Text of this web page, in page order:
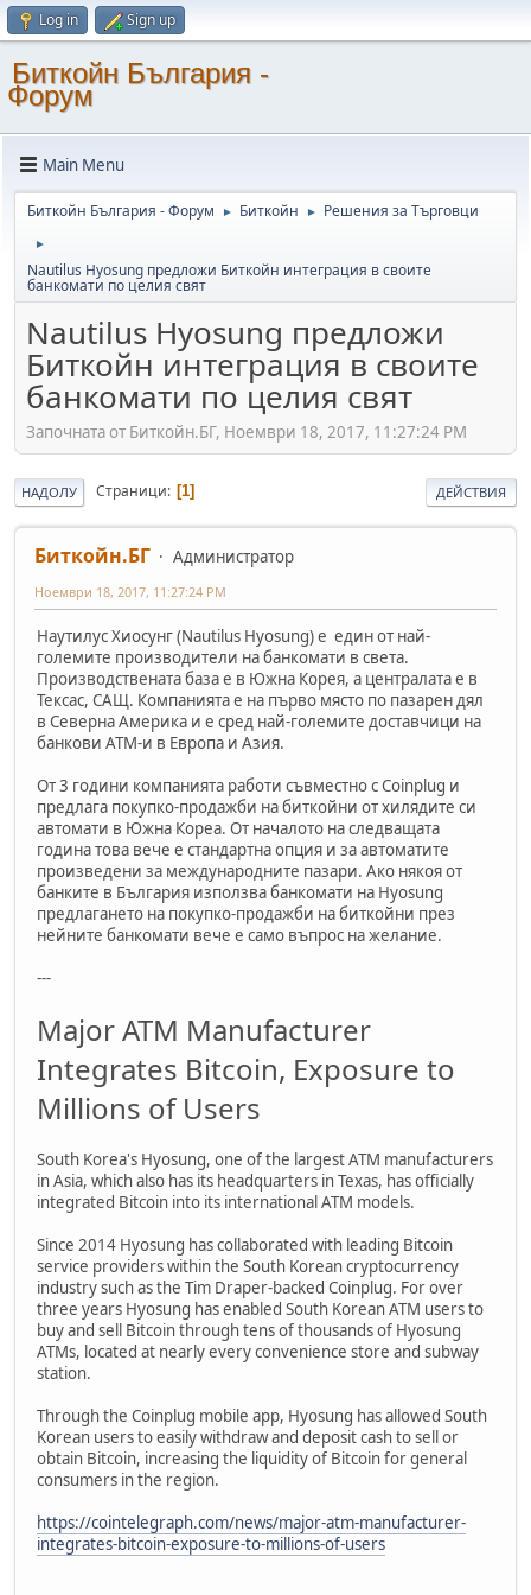
Log in Sign up
Биткойн България -
Форум
Main Menu
Биткойн България - Форум ► Биткойн ► Решения за Търговци
►
Nautilus Hyosung предложи Биткойн интеграция в своите
банкомати по целия свят
Nautilus Hyosung предложи
Биткойн интеграция в своите
банкомати по целия свят
Започната от Биткойн.БГ, Ноември 18, 2017, 11:27:24 PM
НАДОЛУ Страници 1 ДЕЙСТВИЯ
Биткойн.БГ Администратор
Ноември 18, 2017, 11:27:24 PM
Наутилус Хиосунг (Nautilus Hyosung) e един от най-
големите производители на банкомати в света.
Производствената база е в Южна Корея, а централата е в
Тексас, САЩ. Компанията е на първо място по пазарен дял
в Северна Америка и е сред най-големите доставчици на
банкови ATM-и в Европа и Азия.
От 3 години компанията работи съвместно с Coinplug и
предлага покупко-продажби на биткойни от хилядите си
автомати в Южна Кореа. От началото на следващата
година това вече е стандартна опция и за автоматите
произведени за международните пазари. Ако някоя от
банките в България използва банкомати на Hyosung
предлагането на покупко-продажби на биткойни през
нейните банкомати вече е само въпрос на желание.
---
Major ATM Manufacturer
Integrates Bitcoin, Exposure to
Millions of Users
South Korea's Hyosung, one of the largest ATM manufacturers
in Asia, which also has its headquarters in Texas, has officially
integrated Bitcoin into its international ATM models.
Since 2014 Hyosung has collaborated with leading Bitcoin
service providers within the South Korean cryptocurrency
industry such as the Tim Draper-backed Coinplug. For over
three years Hyosung has enabled South Korean ATM users to
buy and sell Bitcoin through tens of thousands of Hyosung
ATMs, located at nearly every convenience store and subway
station.
Through the Coinplug mobile app, Hyosung has allowed South
Korean users to easily withdraw and deposit cash to sell or
obtain Bitcoin, increasing the liquidity of Bitcoin for general
consumers in the region.
https://cointelegraph.com/news/major-atm-manufacturer-
integrates-bitcoin-exposure-to-millions-of-users